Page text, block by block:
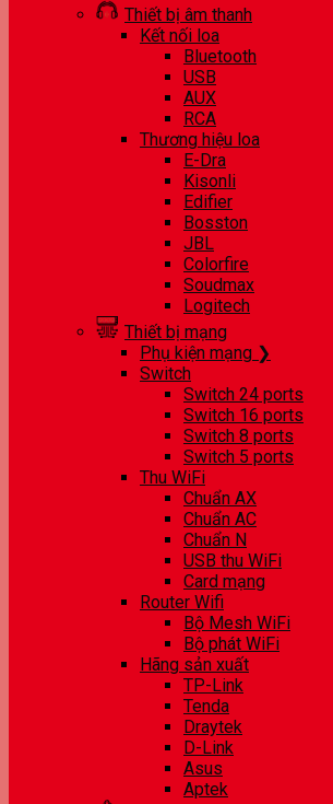
Thiết bị âm thanh
Kết nối loa
Bluetooth
USB
AUX
RCA
Thương hiệu loa
E-Dra
Kisonli
Edifier
Bosston
JBL
Colorfire
Soudmax
Logitech
Thiết bị mạng
Phụ kiện mạng ❯
Switch
Switch 24 ports
Switch 16 ports
Switch 8 ports
Switch 5 ports
Thu WiFi
Chuẩn AX
Chuẩn AC
Chuẩn N
USB thu WiFi
Card mạng
Router Wifi
Bộ Mesh WiFi
Bộ phát WiFi
Hãng sản xuất
TP-Link
Tenda
Draytek
D-Link
Asus
Aptek